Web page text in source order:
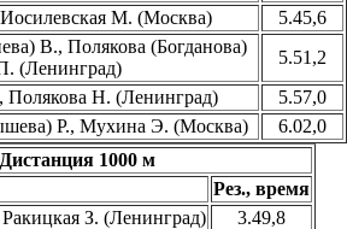
М. (Москва)
5.45,6
В., Полякова (Богданова)
(Ленинград)
5.51,2
Полякова Н. (Ленинград)
5.57,0
Р., Мухина Э. (Москва)
6.02,0
Дистанция 1000 м
Рез., время
З. (Ленинград)
3.49,8